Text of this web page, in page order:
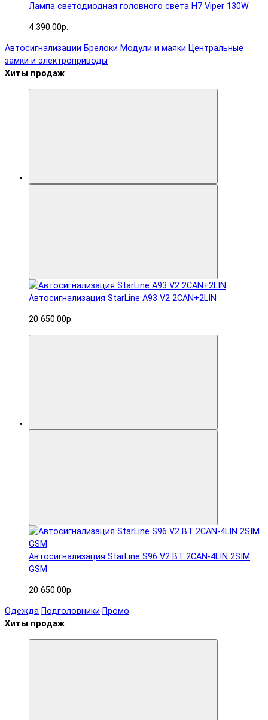
Лампа светодиодная головного света H7 Viper 130W
4 390.00р.
Автосигнализации Брелоки Модули и маяки Центральные
замки и электроприводы
Хиты продаж
Автосигнализация StarLine A93 V2 2CAN+2LIN
20 650.00р.
Автосигнализация StarLine S96 V2 BT 2CAN-4LIN 2SIM
GSM
20 650.00р.
Одежда Подголовники Промо
Хиты продаж